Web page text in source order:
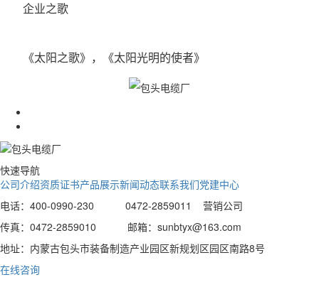
企业之歌
《太阳之歌》，《太阳光明的使者》
快速导航
公司介绍资质证书产品展示新闻动态联系我们党建中心
电话：400-0990-230 0472-2859011 营销公司
传真：0472-2859010 邮箱：sunbtyx@163.com
地址：内蒙古包头市装备制造产业园区新规划区园区南路8号
在线咨询